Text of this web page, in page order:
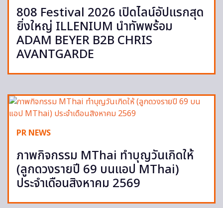
808 Festival 2026 เปิดไลน์อัปแรกสุด
ยิ่งใหญ่ ILLENIUM นำทัพพร้อม
ADAM BEYER B2B CHRIS
AVANTGARDE
PR NEWS
ภาพกิจกรรม MThai ทำบุญวันเกิดให้
(ลูกดวงรายปี 69 บนแอป MThai)
ประจำเดือนสิงหาคม 2569